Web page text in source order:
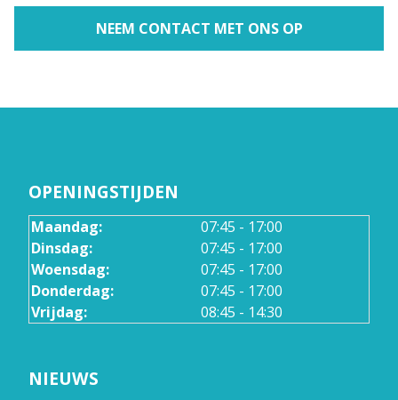
NEEM CONTACT MET ONS OP
OPENINGSTIJDEN
Maandag:
07:45 - 17:00
Dinsdag:
07:45 - 17:00
Woensdag:
07:45 - 17:00
Donderdag:
07:45 - 17:00
Vrijdag:
08:45 - 14:30
NIEUWS